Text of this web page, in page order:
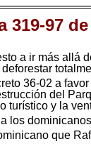
97
a ir más allá
36-02 a
del
turístico y la
los
que